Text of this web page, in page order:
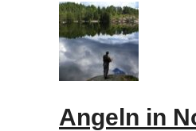
Angeln in